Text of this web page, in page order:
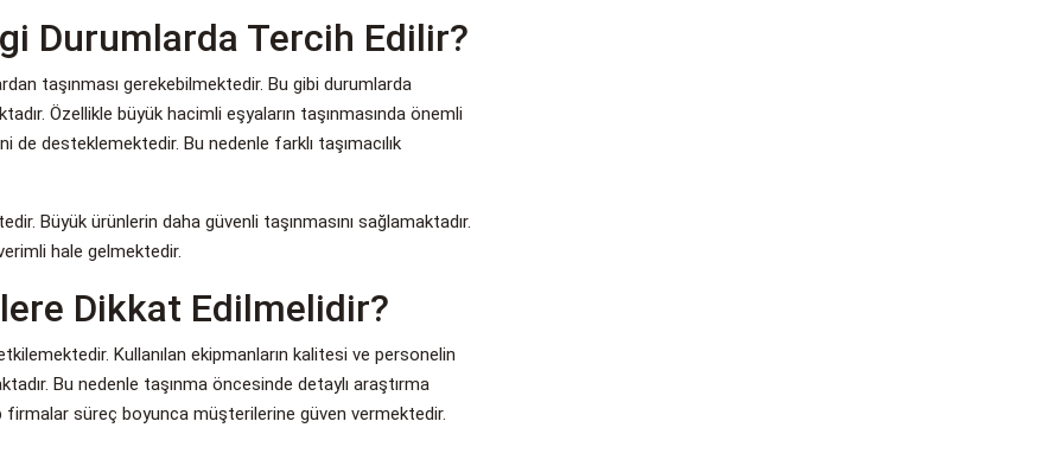
Durumlarda Tercih Edilir?
taşınması gerekebilmektedir. Bu gibi durumlarda
Özellikle büyük hacimli eşyaların taşınmasında önemli
de desteklemektedir. Bu nedenle farklı taşımacılık
Büyük ürünlerin daha güvenli taşınmasını sağlamaktadır.
hale gelmektedir.
Dikkat Edilmelidir?
Kullanılan ekipmanların kalitesi ve personelin
Bu nedenle taşınma öncesinde detaylı araştırma
firmalar süreç boyunca müşterilerine güven vermektedir.